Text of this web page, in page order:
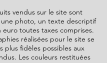
vendus sur le site sont
photo, un texte descriptif
toutes taxes comprises.
réalisées pour le site se
plus fidèles possibles aux
Les couleurs restituées